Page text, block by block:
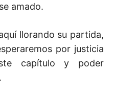
amado.
llorando su partida,
por justicia
capítulo y poder